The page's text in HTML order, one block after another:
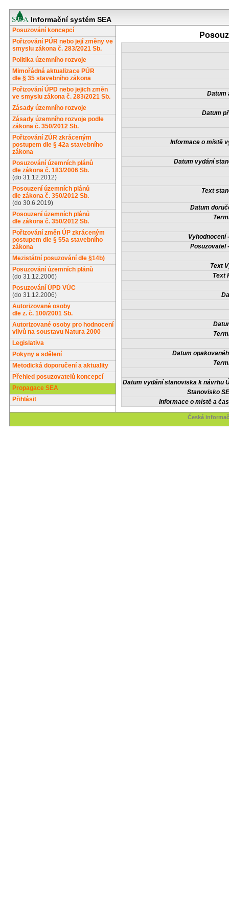
Informační systém SEA
Posuzování koncepcí
Pořizování PÚR nebo její změny ve
smyslu zákona č. 283/2021 Sb.
Politika územního rozvoje
Mimořádná aktualizace PÚR
dle § 35 stavebního zákona
Pořizování ÚPD nebo jejich změn
ve smyslu zákona č. 283/2021 Sb.
Zásady územního rozvoje
Zásady územního rozvoje podle
zákona č. 350/2012 Sb.
Pořizování ZÚR zkráceným
postupem dle § 42a stavebního
zákona
Posuzování územních plánů
dle zákona č. 183/2006 Sb.
(do 31.12.2012)
Posouzení územních plánů
dle zákona č. 350/2012 Sb.
(do 30.6.2019)
Posouzení územních plánů
dle zákona č. 350/2012 Sb.
Pořizování změn ÚP zkráceným
postupem dle § 55a stavebního
zákona
Mezistátní posuzování dle §14b)
Posuzování územních plánů
(do 31.12.2006)
Posuzování ÚPD VÚC
(do 31.12.2006)
Autorizované osoby
dle z. č. 100/2001 Sb.
Autorizované osoby pro hodnocení
vlivů na soustavu Natura 2000
Legislativa
Pokyny a sdělení
Metodická doporučení a aktuality
Přehled posuzovatelů koncepcí
Propagace SEA
Přihlásit
Datum
Datum
Informace o místě
Datum vydání
Text
Datum
Vyhodnocení
Posuzovatel
Text
Text
Datum
Datum vydání stanoviska k návrhu
Stanovisko
Informace o místě a
Česká